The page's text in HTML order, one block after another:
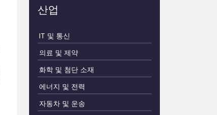
산업
IT 및 통신
의료 및 제약
화학 및 첨단 소재
에너지 및 전력
자동차 및 운송